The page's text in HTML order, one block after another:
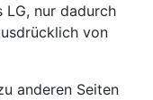
nur dadurch
von
anderen Seiten